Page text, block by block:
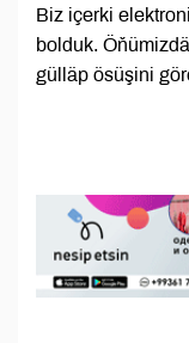
Biz içerki
bolduk.
gülläp ösüşini